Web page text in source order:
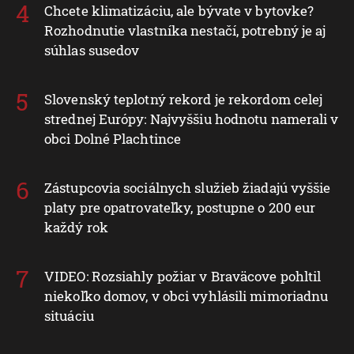
Chcete klimatizáciu, ale bývate v bytovke?
Rozhodnutie vlastníka nestačí, potrebný je aj
súhlas susedov
Slovenský teplotný rekord je rekordom celej
strednej Európy: Najvyššiu hodnotu namerali v
obci Dolné Plachtince
Zástupcovia sociálnych služieb žiadajú vyššie
platy pre opatrovateľky, postupne o 200 eur
každý rok
VIDEO: Rozsiahly požiar v Braväcove pohltil
niekoľko domov, v obci vyhlásili mimoriadnu
situáciu